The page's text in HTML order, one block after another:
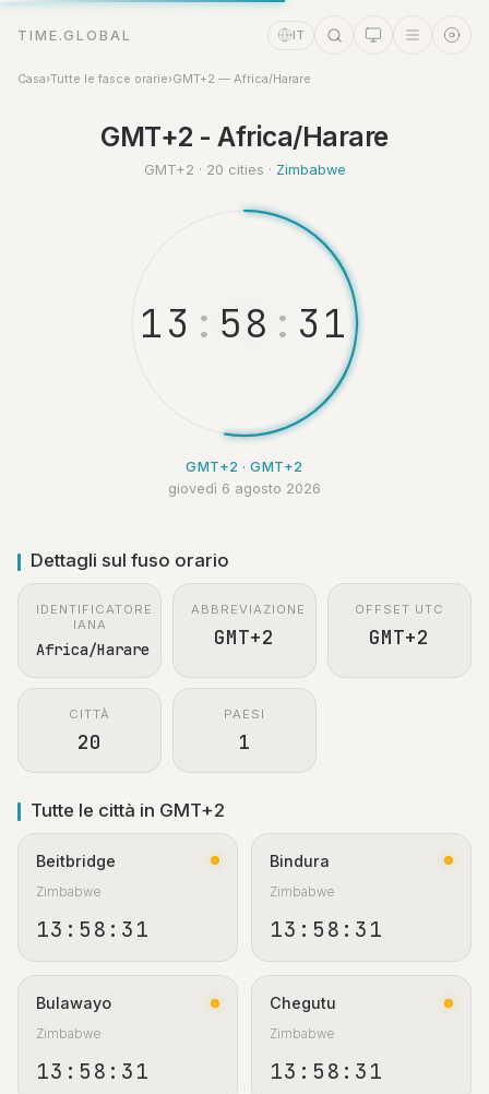
TIME.GLOBAL IT
Casa›Tutte le fasce orarie›GMT+2 — Africa/Harare
GMT+2 - Africa/Harare
GMT+2 · 20 cities · Zimbabwe
13 : 58 : 31
GMT+2 · GMT+2
giovedì 6 agosto 2026
Dettagli sul fuso orario
IDENTIFICATORE
IANA
Africa/Harare
ABBREVIAZIONE
GMT+2
OFFSET UTC
GMT+2
CITTÀ
20
PAESI
1
Tutte le città in GMT+2
Beitbridge
Zimbabwe
13:58:31
Bindura
Zimbabwe
13:58:31
Bulawayo
Zimbabwe
13:58:31
Chegutu
Zimbabwe
13:58:31
Assistente a tempo